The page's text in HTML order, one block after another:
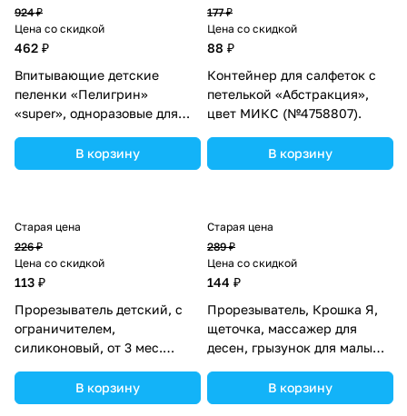
924 ₽
Цена со скидкой
462 ₽
Впитывающие детские
пеленки «Пелигрин»
«super», одноразовые для
(№6913149).В корзину
177 ₽
Цена со скидкой
88 ₽
Контейнер для салфеток с
петелькой «Абстракция»,
цвет МИКС (№4758807).
В корзину
Старая цена
226 ₽
Цена со скидкой
113 ₽
Прорезыватель детский, с
ограничителем,
силиконовый, от 3 мес.
В корзину
Старая цена
289 ₽
Цена со скидкой
144 ₽
Прорезыватель, Крошка Я,
щеточка, массажер для
десен, грызунок для малыша,
(№1886900).В корзину